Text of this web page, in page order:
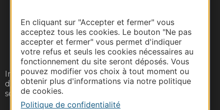
En cliquant sur "Accepter et fermer" vous
acceptez tous les cookies. Le bouton "Ne pas
accepter et fermer" vous permet d'indiquer
votre refus et seuls les cookies nécessaires au
fonctionnement du site seront déposés. Vous
pouvez modifier vos choix à tout moment ou
obtenir plus d'informations via notre politique
de cookies.
Politique de confidentialité
Inscrivez-vous gratuitement à notre lettre
d'information pour recevoir nos suggestions de
séjours, de visites et de sorties.